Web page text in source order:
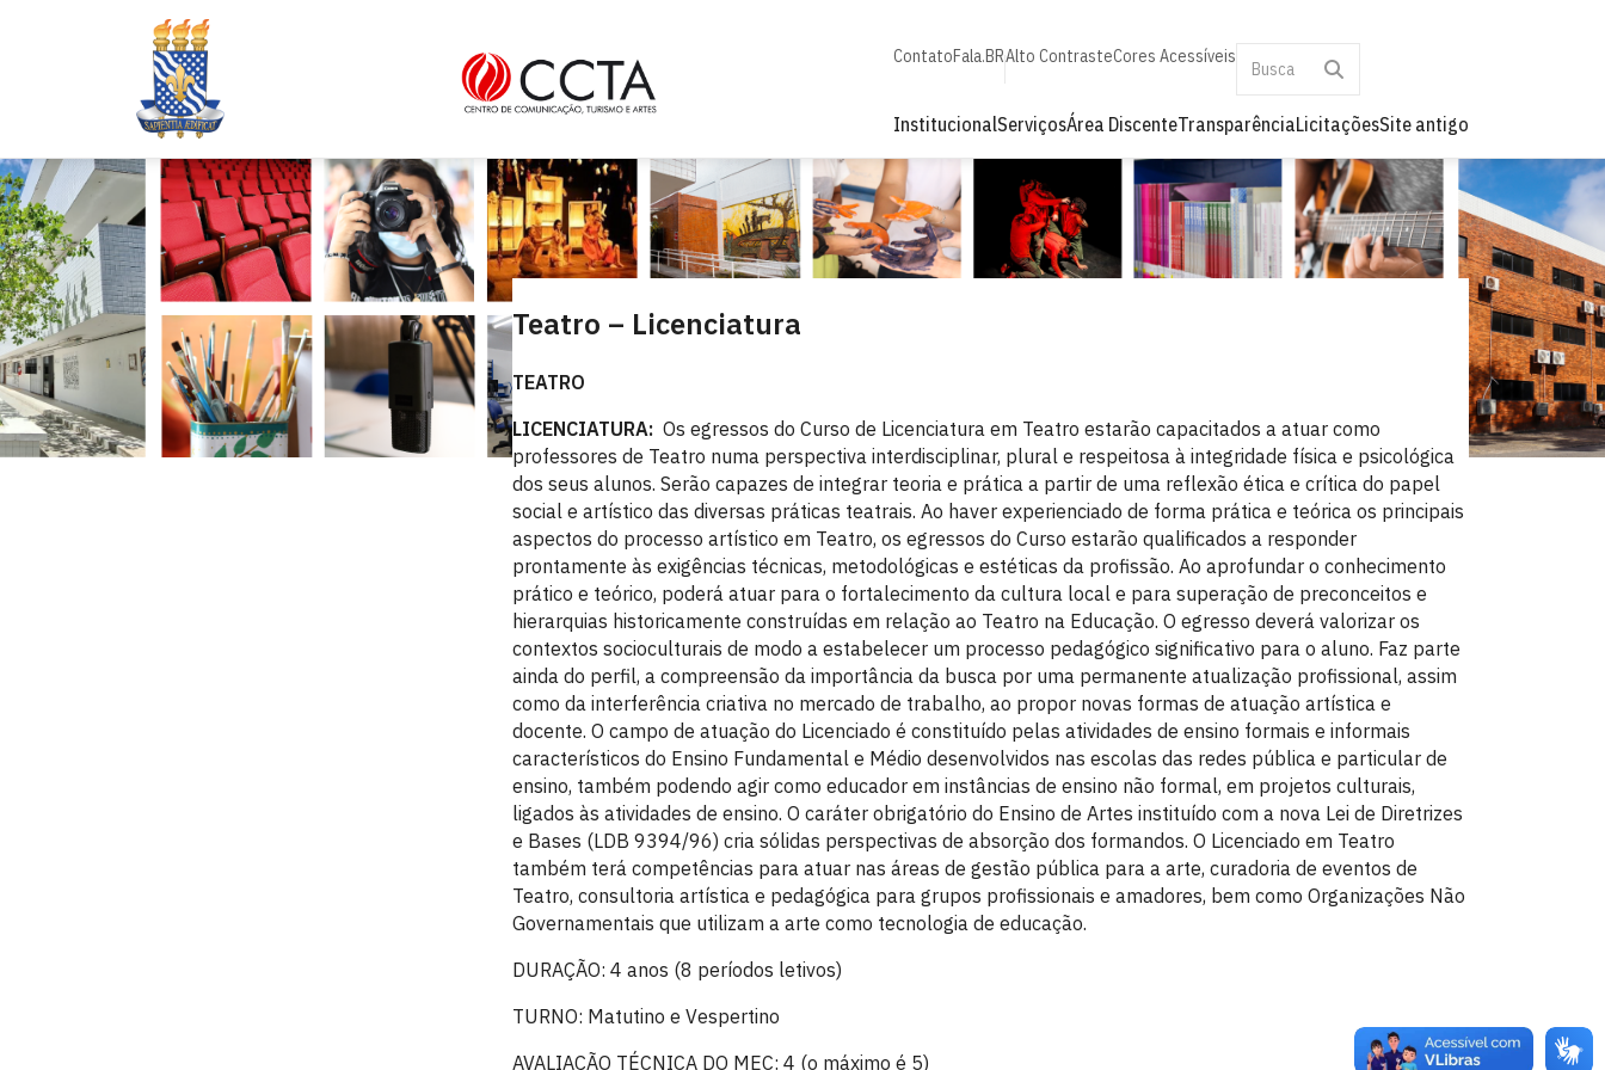
ContatoFala.BRAlto ContrasteCores Acessíveis
InstitucionalServiçosÁrea DiscenteTransparênciaLicitaçõesSite antigo
Teatro – Licenciatura
TEATRO
LICENCIATURA: Os egressos do Curso de Licenciatura em Teatro estarão capacitados a atuar como
professores de Teatro numa perspectiva interdisciplinar, plural e respeitosa à integridade física e psicológica
dos seus alunos. Serão capazes de integrar teoria e prática a partir de uma reflexão ética e crítica do papel
social e artístico das diversas práticas teatrais. Ao haver experienciado de forma prática e teórica os principais
aspectos do processo artístico em Teatro, os egressos do Curso estarão qualificados a responder
prontamente às exigências técnicas, metodológicas e estéticas da profissão. Ao aprofundar o conhecimento
prático e teórico, poderá atuar para o fortalecimento da cultura local e para superação de preconceitos e
hierarquias historicamente construídas em relação ao Teatro na Educação. O egresso deverá valorizar os
contextos socioculturais de modo a estabelecer um processo pedagógico significativo para o aluno. Faz parte
ainda do perfil, a compreensão da importância da busca por uma permanente atualização profissional, assim
como da interferência criativa no mercado de trabalho, ao propor novas formas de atuação artística e
docente. O campo de atuação do Licenciado é constituído pelas atividades de ensino formais e informais
característicos do Ensino Fundamental e Médio desenvolvidos nas escolas das redes pública e particular de
ensino, também podendo agir como educador em instâncias de ensino não formal, em projetos culturais,
ligados às atividades de ensino. O caráter obrigatório do Ensino de Artes instituído com a nova Lei de Diretrizes
e Bases (LDB 9394/96) cria sólidas perspectivas de absorção dos formandos. O Licenciado em Teatro
também terá competências para atuar nas áreas de gestão pública para a arte, curadoria de eventos de
Teatro, consultoria artística e pedagógica para grupos profissionais e amadores, bem como Organizações Não
Governamentais que utilizam a arte como tecnologia de educação.
DURAÇÃO: 4 anos (8 períodos letivos)
TURNO: Matutino e Vespertino
AVALIAÇÃO TÉCNICA DO MEC: 4 (o máximo é 5)